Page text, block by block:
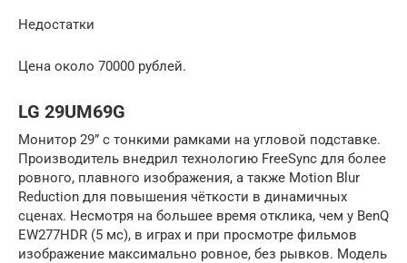
Недостатки
Цена около 70000 рублей.
LG 29UM69G
Монитор 29” с тонкими рамками на угловой подставке.
Производитель внедрил технологию FreeSync для более
ровного, плавного изображения, а также Motion Blur
Reduction для повышения чёткости в динамичных
сценах. Несмотря на большее время отклика, чем у BenQ
EW277HDR (5 мс), в играх и при просмотре фильмов
изображение максимально ровное, без рывков. Модель